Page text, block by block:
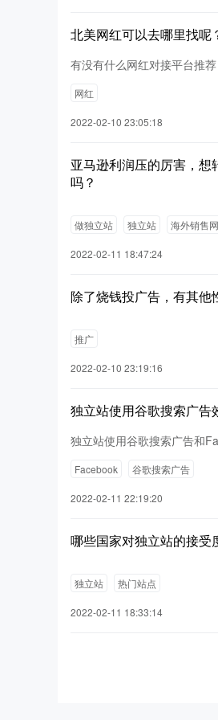
北美网红可以去哪里找呢
有没有什么网红对接平台推荐
网红
2022-02-10 23:05:18
亚马逊利润压的厉害，
吗？
做独立站 独立站 海外销售
2022-02-11 18:47:24
除了烧钱投广告，有其他
推广
2022-02-10 23:19:16
独立站使用谷歌搜索广告
独立站使用谷歌搜索广告和
Facebook 谷歌搜索广告
2022-02-11 22:19:20
哪些国家对独立站的接受
独立站 热门站点
2022-02-11 18:33:14